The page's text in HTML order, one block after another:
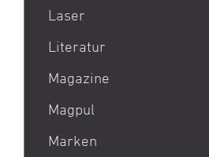
Eotech EXPS3 / Eotech
EXPS2
Glock 48 / Glock 43X
Heckler & Koch MP5 /
Heckler & Koch SP5
Laser
Literatur
Magazine
Magpul
Marken